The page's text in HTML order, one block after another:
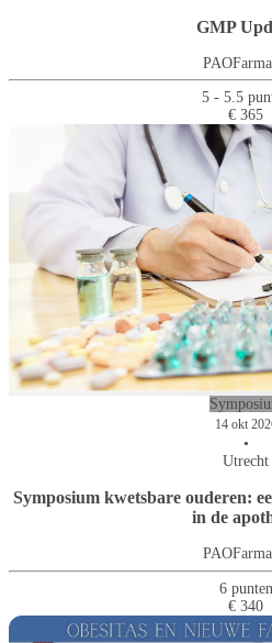
GMP
5 - 5.5
€ 365
14 okt
•
Utrecht
Symposium kwetsbare ouderen:
in de
6 punten
€ 340